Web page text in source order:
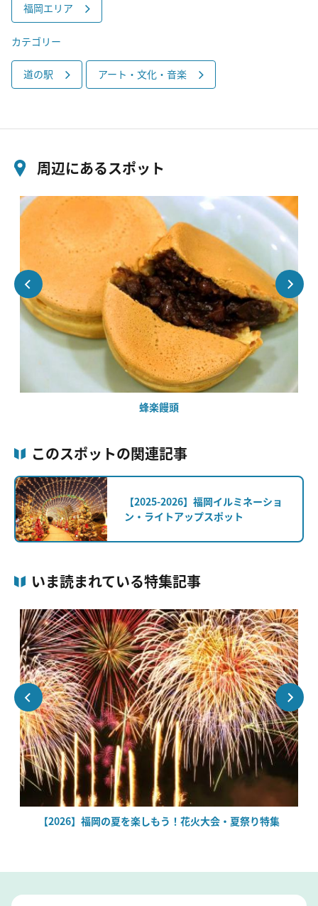
福岡エリア
カテゴリー
道の駅 アート・文化・音楽
周辺にあるスポット
蜂楽饅頭
このスポットの関連記事
【2025-2026】福岡イルミネーショ
ン・ライトアップスポット
いま読まれている特集記事
【2026】福岡の夏を楽しもう！花火大会・夏祭り特集